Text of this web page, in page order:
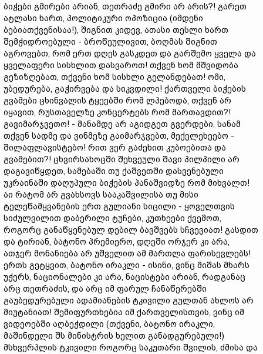
ბიჭები გმირები არიან, თეთრაძე გმირი არ არის?! გარეთ
ატლასი ხართ, პოლიტიკური ოპოზიცია (იმდენი
ბებიათქვენისაა!), შიგნით კიდევ, ათასი თესლი ხართ
შემჭიდროებული - ბროწეულივით, ბოღმას შიგნით
აგროვებთ, რომ ერთ დღეს გასკდეთ და გარშემო ყველა და
ყველაფერი სისხლით დასვაროთ! თქვენ ხომ მშვიდობა
გეზიზღებათ, თქვენი ხომ სისხლი გელანდებათ! ომი,
უბედურება, გაჭირვება და სიკვდილი! ქართველი ბიჭების
გვამები ცხინვალის ტყეებში რომ ლპებოდა, თქვენ არ
იყავით, რუსთაველზე კონცერტებს რომ მართავდით?!
გავიმარჯვეთო! - მანამდე არ აგიდგეთ გვერდები, სანამ
თქვენ სადმე და ვინმეზე გაიმარჯვებთ, მექელეხეებო -
შილაფლავისტებო! რით ვერ გაძეხით კუბოებითა და
გვამებით?! ცხვირსახოცში შეხვეული შავი პილპილი არ
დაგავიწყდეთ, სამებაში თუ ქაშვეთში დასვენებული
უკრაინაში დაღუპული ბიჭების პანაშვიდზე რომ მიხვალთ!
აი რატომ არ გვახსოვს სააკაშვილისა თუ მისი
ტელეწამყვანების ერთ გულიანი სიცილი - ყოველთვის
სიძულვილით დაბერილი ტუჩები, კუთხეები ქვემოთ,
როგორც განაწყენებულ დებილ ბავშვებს სჩვევიათ! გასდით
და ტირიან, ბატონო პრემიერო, დღეში ორჯერ კი არა,
ათჯერ მონანიება არ უშველით ამ მართლა ფარისევლებს!
ერთს გეტყვით, ბატონო ირაკლი - ისინი, ვინც მიშას მხარს
უჭერს, ნაციონალები კი არა, ნაცისტები არიან, რადგანაც
არც თეთრაძის, და არც იმ ფარულ ჩანაწერებში
გაუბედურებული ადამიანების ტკივილი გულთან ახლოს არ
მიუტანიათ! შემიფურთხებია იმ ქართველისთვის, ვინც იმ
ვიდეოებში აღბეჭდილი (თქვენი, ბატონო ირაკლი,
მაშინდელი შს მინისტრის ხელით განადგურებული!)
მსხვერპლის ტკივილი როგორც საკუთარი შვილის, ძმისა და